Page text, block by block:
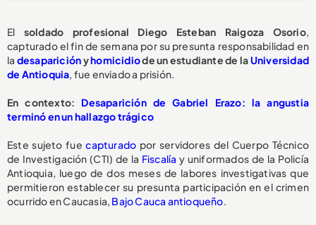
El soldado profesional Diego Esteban Raigoza Osorio,
capturado el fin de semana por su presunta responsabilidad en
la desapariciónyhomicidiode un estudiante de laUniversidad
de Antioquia, fue enviado a prisión.
En contexto: Desaparición de Gabriel Erazo: la angustia
terminó en un hallazgo trágico
Este sujeto fuecapturado por servidores del Cuerpo Técnico
de Investigación (CTI) de la Fiscalía y uniformados de la Policía
Antioquia, luego de dos meses de labores investigativas que
permitieron establecer su presunta participación en el crimen
ocurrido en Caucasia, Bajo Cauca antioqueño.